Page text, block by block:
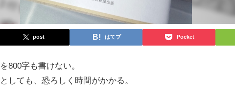
post はてブ Pocket
800字も書けない。
しても、恐ろしく時間がかかる。